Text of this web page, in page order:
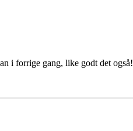
i forrige gang, like godt det også!